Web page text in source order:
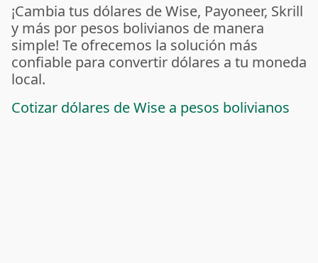
¡Cambia tus dólares de Wise, Payoneer, Skrill
y más por pesos bolivianos de manera
simple! Te ofrecemos la solución más
confiable para convertir dólares a tu moneda
local.
Cotizar dólares de Wise a pesos bolivianos